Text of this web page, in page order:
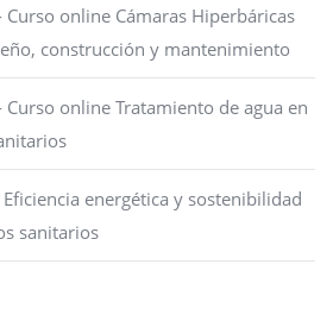
Curso online Cámaras Hiperbáricas
construcción y mantenimiento
Curso online Tratamiento de agua en
energética y sostenibilidad
sanitarios